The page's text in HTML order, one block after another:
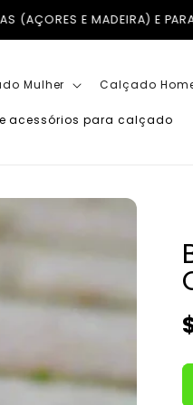
I PAGUE EM ATÉ 3X COM A
Mulher Calçado
acessórios para calçado